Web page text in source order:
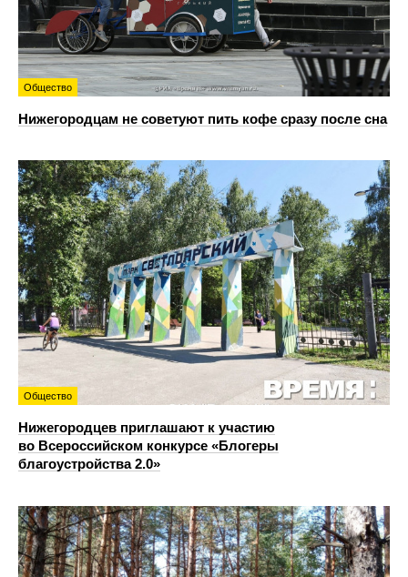
Общество
Нижегородцам не советуют пить кофе сразу после сна
Общество
Нижегородцев приглашают к участию
во Всероссийском конкурсе «Блогеры
благоустройства 2.0»